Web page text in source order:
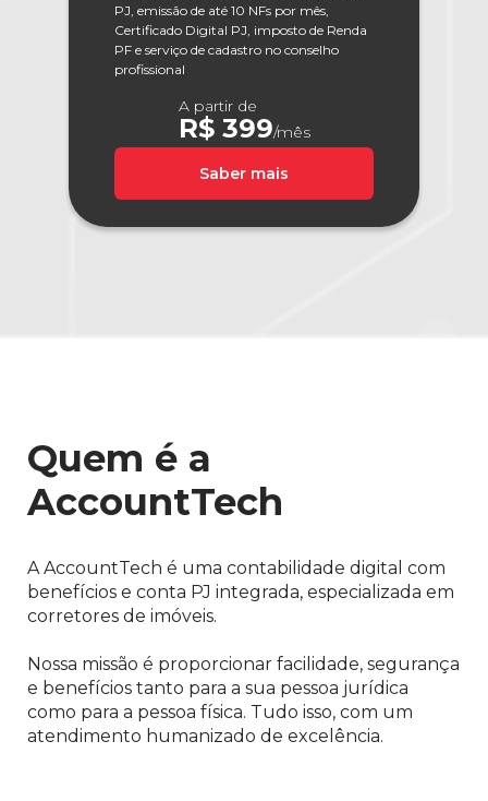
PJ, emissão de até 10 NFs por mês,
Certificado Digital PJ, imposto de Renda
PF e serviço de cadastro no conselho
profissional
A partir de
R$ 399/mês
Saber mais
Quem é a
AccountTech
A AccountTech é uma contabilidade digital com
benefícios e conta PJ integrada, especializada em
corretores de imóveis.
Nossa missão é proporcionar facilidade, segurança
e benefícios tanto para a sua pessoa jurídica
como para a pessoa física. Tudo isso, com um
atendimento humanizado de excelência.